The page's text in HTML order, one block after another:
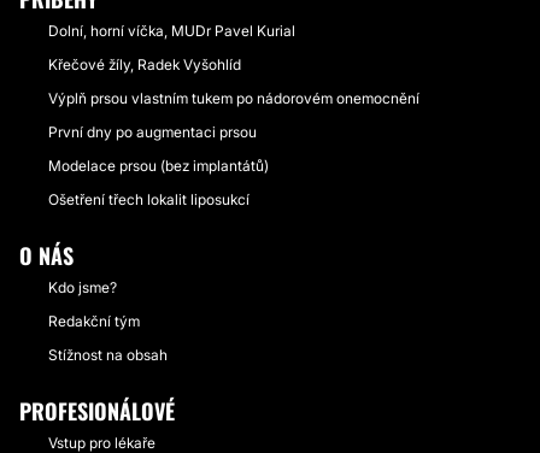
Dolní, horní víčka, MUDr Pavel Kurial
Křečové žíly, Radek Vyšohlíd
Výplň prsou vlastním tukem po nádorovém onemocnění
První dny po augmentaci prsou
Modelace prsou (bez implantátů)
Ošetření třech lokalit liposukcí
O NÁS
Kdo jsme?
Redakční tým
Stížnost na obsah
PROFESIONÁLOVÉ
Vstup pro lékaře